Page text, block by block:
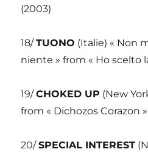
(2003)
18/TUONO (Italie) « Non
niente » from « Ho scelto
19/CHOKED UP (New
from « Dichozos Corazon »
20/SPECIAL INTEREST